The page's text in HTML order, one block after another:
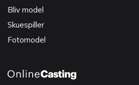
Bliv model
Skuespiller
Fotomodel